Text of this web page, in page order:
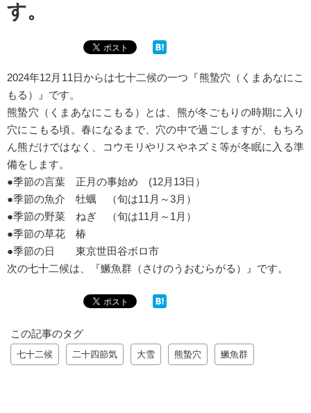
す。
2024年12月11日からは七十二候の一つ『熊蟄穴（くまあなにこ
もる）』です。
熊蟄穴（くまあなにこもる）とは、熊が冬ごもりの時期に入り
穴にこもる頃。春になるまで、穴の中で過ごしますが、もちろ
ん熊だけではなく、コウモリやリスやネズミ等が冬眠に入る準
備をします。
●季節の言葉 正月の事始め (12月13日）
●季節の魚介 牡蠣 （旬は11月～3月）
●季節の野菜 ねぎ （旬は11月～1月）
●季節の草花 椿
●季節の日 東京世田谷ボロ市
次の七十二候は、『鱖魚群（さけのうおむらがる）』です。
この記事のタグ
七十二候 二十四節気 大雪 熊蟄穴 鱖魚群